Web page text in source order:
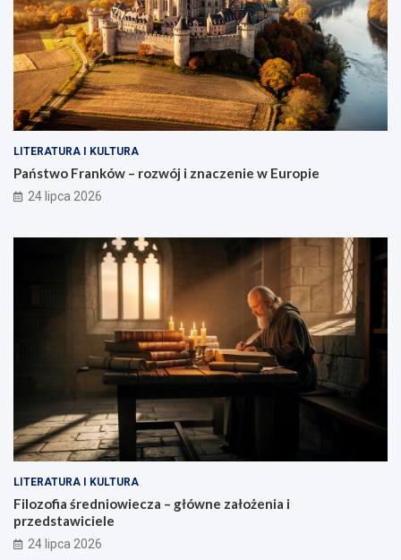
LITERATURA I KULTURA
Państwo Franków – rozwój i znaczenie w Europie
24 lipca 2026
LITERATURA I KULTURA
Filozofia średniowiecza – główne założenia i
przedstawiciele
24 lipca 2026